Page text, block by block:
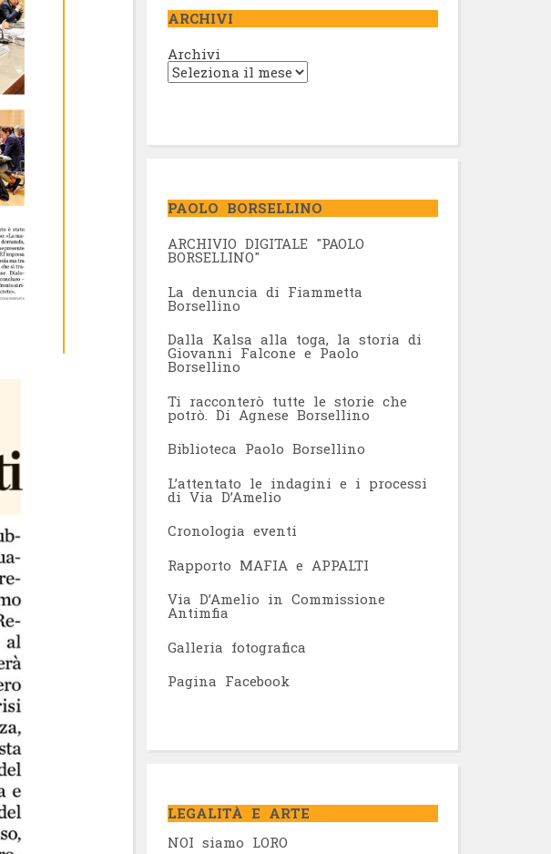
ARCHIVI
Archivi
PAOLO BORSELLINO
ARCHIVIO DIGITALE "PAOLO
BORSELLINO"
La denuncia di Fiammetta
Borsellino
Dalla Kalsa alla toga, la storia di
Giovanni Falcone e Paolo
Borsellino
Ti racconterò tutte le storie che
potrò. Di Agnese Borsellino
Biblioteca Paolo Borsellino
L’attentato le indagini e i processi
di Via D’Amelio
Cronologia eventi
Rapporto MAFIA e APPALTI
Via D’Amelio in Commissione
Antimfia
Galleria fotografica
Pagina Facebook
LEGALITÀ E ARTE
NOI siamo LORO